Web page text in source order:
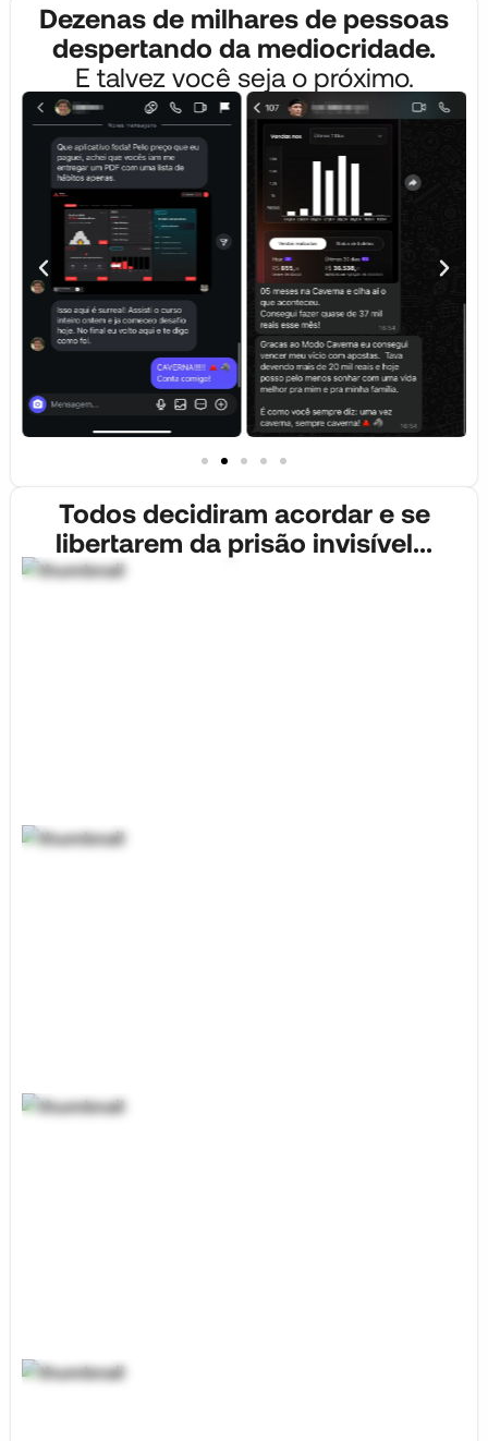
Dezenas de milhares de pessoas
despertando da mediocridade.
E talvez você seja o próximo.
Todos decidiram acordar e se
libertarem da prisão invisível...